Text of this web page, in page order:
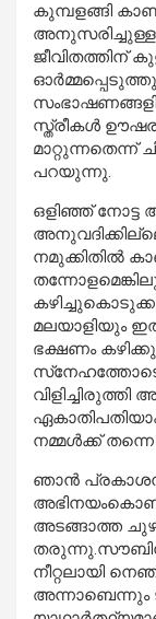
കുമ്പളങ്ങി
അനുസരിച്ചുള്ള
ജീവിതത്തിന്
സ്ത്രീകള്‍
മാറ്റുന്നതെന്ന്
പറയുന്നു.
ഒളിഞ്ഞ് നോട്ട
നമുക്കിതില്‍
കഴിച്ചുകൊടുക്കൂ
മലയാളിയും
ഭക്ഷണം
സ്‌നേഹത്തോടെ
നമ്മള്‍ക്ക്
ഞാന്‍
അഭിനയംകൊണ്ട്
അടങ്ങാത്ത
തരുന്നു.സൗബിന്‍
നീറ്റലായി
അന്നാബെന്നും